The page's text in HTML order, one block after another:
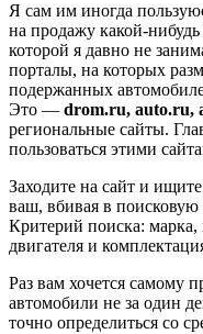
Я сам им иногда
на продажу какой-
которой я давно не
порталы, на которых
подержанных
Это — drom.ru, auto.ru,
региональные сайты.
пользоваться этими
Заходите на сайт и
ваш, вбивая в поисковую
Критерий поиска:
двигателя и
Раз вам хочется самому
автомобили не за один
точно определиться со